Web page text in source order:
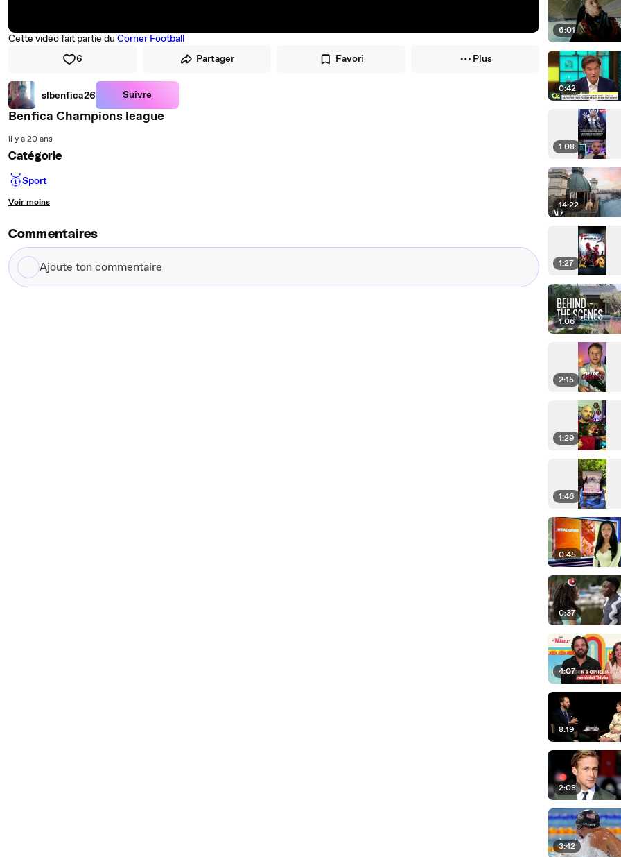
Cette vidéo fait partie du Corner Football
6
Partager Favori Plus
slbenfica26 Suivre
Benfica Champions league
il y a 20 ans
Catégorie
🥇Sport
Voir moins
Commentaires
Ajoute
ton
6:01
0:42
1:08
14:22
1:27
1:06
2:15
1:29
1:46
0:45
0:37
4:07
8:19
2:08
3:42